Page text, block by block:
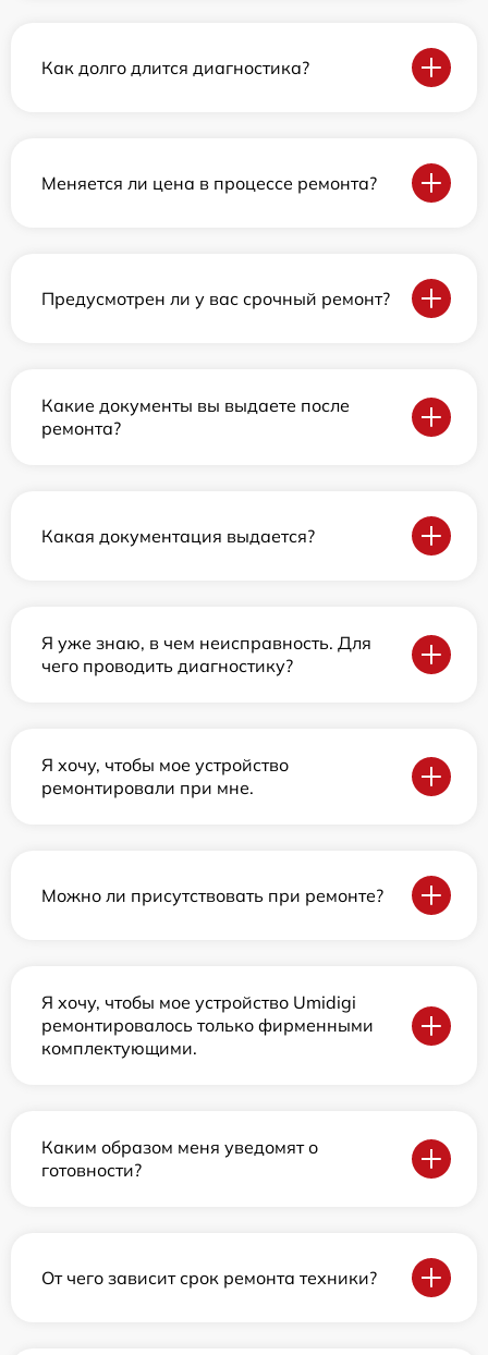
Как долго длится диагностика?
Меняется ли цена в процессе ремонта?
Предусмотрен ли у вас срочный ремонт?
Какие документы вы выдаете после
ремонта?
Какая документация выдается?
Я уже знаю, в чем неисправность. Для
чего проводить диагностику?
Я хочу, чтобы мое устройство
ремонтировали при мне.
Можно ли присутствовать при ремонте?
Я хочу, чтобы мое устройство Umidigi
ремонтировалось только фирменными
комплектующими.
Каким образом меня уведомят о
готовности?
От чего зависит срок ремонта техники?